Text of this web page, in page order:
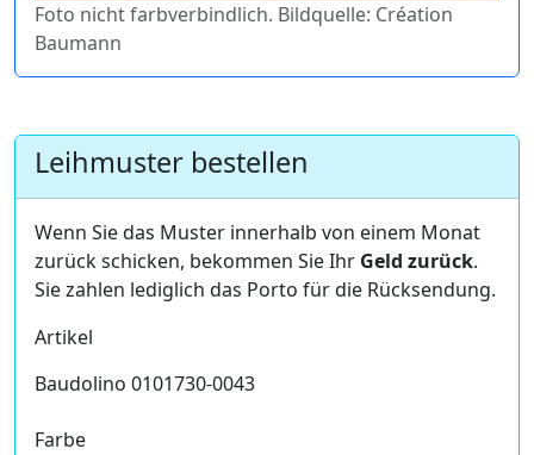
Foto nicht farbverbindlich. Bildquelle: Création
Baumann
Leihmuster bestellen
Wenn Sie das Muster innerhalb von einem Monat
zurück schicken, bekommen Sie Ihr Geld zurück.
Sie zahlen lediglich das Porto für die Rücksendung.
Artikel
Baudolino 0101730-0043
Farbe